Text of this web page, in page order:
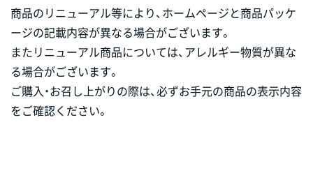
商品のリニューアル等により、ホームページと商品パッケ
ージの記載内容が異なる場合がございます。
またリニューアル商品については、アレルギー物質が異な
る場合がございます。
ご購入・お召し上がりの際は、必ずお手元の商品の表示内容
をご確認ください。